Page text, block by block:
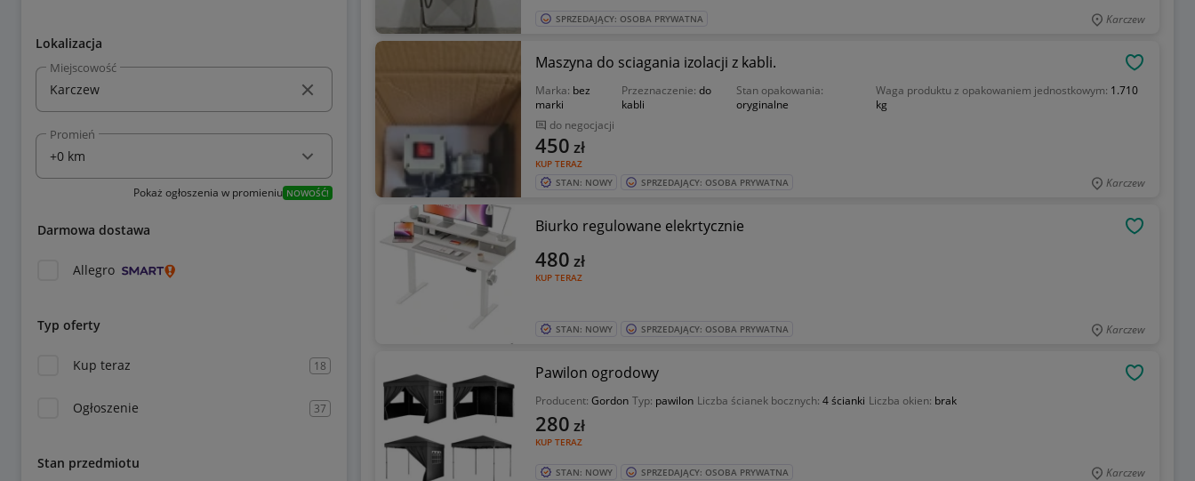
Lokalizacja
Miejscowość
Promień
Pokaż ogłoszenia w promieniu NOWOŚĆ!
Darmowa dostawa
Allegro
Typ oferty
Kup teraz 18
Ogłoszenie 37
Stan przedmiotu
SPRZEDAJĄCY: OSOBA PRYWATNA Karczew
Maszyna do sciagania izolacji z kabli.
Marka: bez
marki
Przeznaczenie: do
kabli
Stan opakowania:
oryginalne
Waga produktu z opakowaniem jednostkowym: 1.710
kg
do negocjacji
KUP TERAZ
450 zł
STAN: NOWY SPRZEDAJĄCY: OSOBA PRYWATNA Karczew
Biurko regulowane elekrtycznie
KUP TERAZ
480 zł
STAN: NOWY SPRZEDAJĄCY: OSOBA PRYWATNA Karczew
Pawilon ogrodowy
Producent: Gordon Typ: pawilon Liczba ścianek bocznych: 4 ścianki Liczba okien: brak
KUP TERAZ
280 zł
STAN: NOWY SPRZEDAJĄCY: OSOBA PRYWATNA Karczew